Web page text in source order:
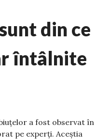
din ce
întâlnite
a fost observat în
pe experți. Aceștia